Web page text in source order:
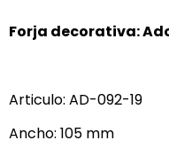
Forja decorativa:
Articulo: AD-092-19
Ancho: 105 mm